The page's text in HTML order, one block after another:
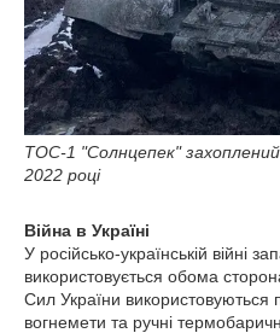
ТОС-1 "Солнцепек"
2022 році
Війна в Україні
У російсько-українській війні
використовується обома
Сил України використовуються
вогнемети та ручні